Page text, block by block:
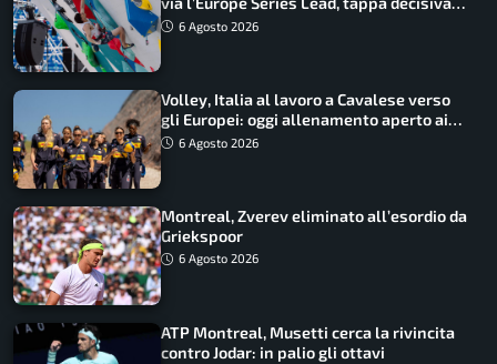
per la Speed
6 Agosto 2026
Volley, Italia al lavoro a Cavalese verso
gli Europei: oggi allenamento aperto ai
tifosi
6 Agosto 2026
Montreal, Zverev eliminato all’esordio da
Griekspoor
6 Agosto 2026
ATP Montreal, Musetti cerca la rivincita
contro Jodar: in palio gli ottavi